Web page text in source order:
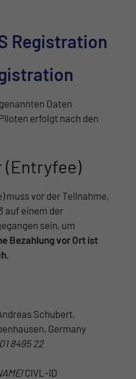
Registration
Daten
erfolgt nach den
muss vor der Teilnahme,
auf einem der
sein, um
Bezahlung vor Ort ist
Schubert,
Germany
8495 22
/CIVL-ID